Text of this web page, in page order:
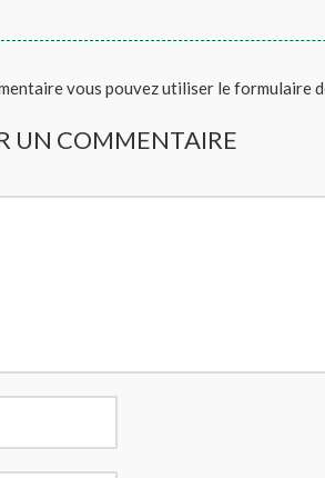
vous pouvez utiliser le formulaire
UN COMMENTAIRE